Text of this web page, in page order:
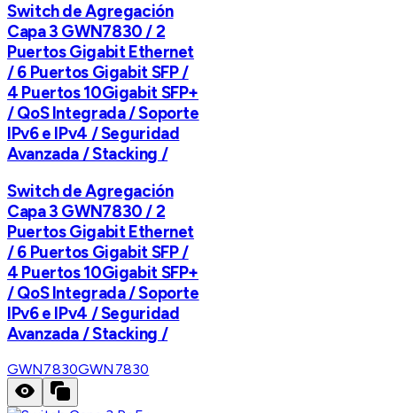
Switch de Agregación
Capa 3 GWN7830 / 2
Puertos Gigabit Ethernet
/ 6 Puertos Gigabit SFP /
4 Puertos 10Gigabit SFP+
/ QoS Integrada / Soporte
IPv6 e IPv4 / Seguridad
Avanzada / Stacking /
Switch de Agregación
Capa 3 GWN7830 / 2
Puertos Gigabit Ethernet
/ 6 Puertos Gigabit SFP /
4 Puertos 10Gigabit SFP+
/ QoS Integrada / Soporte
IPv6 e IPv4 / Seguridad
Avanzada / Stacking /
GWN7830GWN7830